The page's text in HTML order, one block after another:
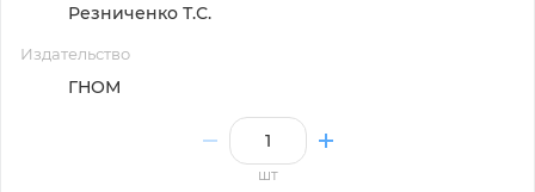
Резниченко Т.С.
Издательство
ГНОМ
шт